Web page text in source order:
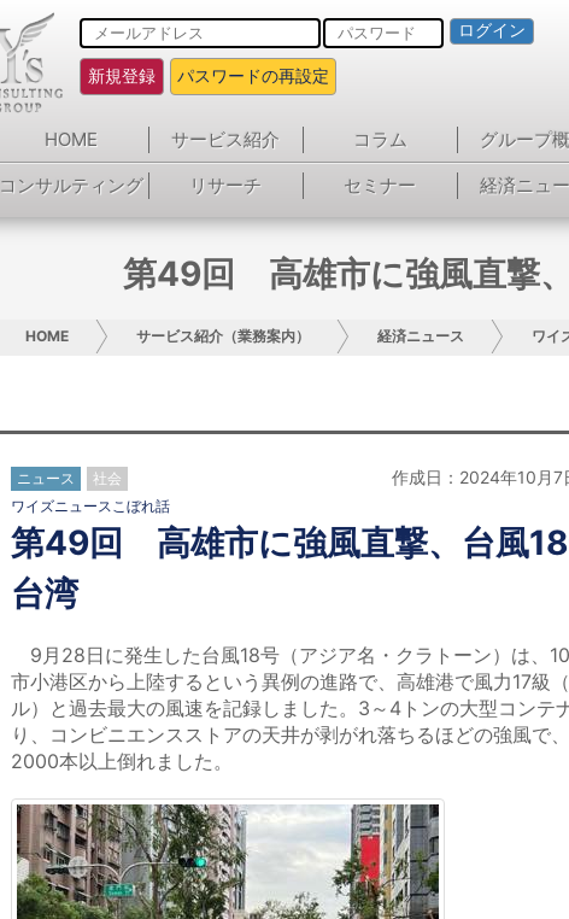
ログイン
新規登録 パスワードの再設定
HOME サービス紹介 コラム グループ
コンサルティング
リサーチ セミナー 経済ニュ
第49回 高雄市に強風直撃
HOME サービス紹介（業務案内） 経済ニュース ワイ
ニュース 社会 作成日：2024年10月
ワイズニュースこぼれ話
第49回 高雄市に強風直撃、台風
台湾
9月28日に発生した台風18号（アジア名・クラトーン）は、
市小港区から上陸するという異例の進路で、高雄港で風力17級
ル）と過去最大の風速を記録しました。3～4トンの大型コンテ
り、コンビニエンスストアの天井が剥がれ落ちるほどの強風で
2000本以上倒れました。